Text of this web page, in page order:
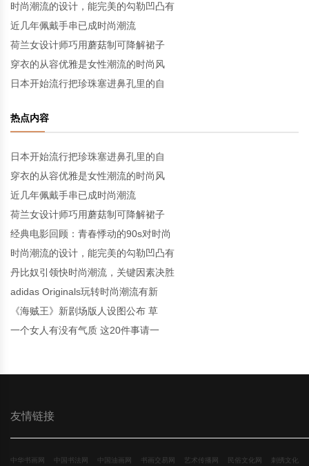
时尚潮流的设计，能完美的勾勒凹凸有
近几年佩戴手串已成时尚潮流
荷兰女设计师巧用蘑菇制可降解裙子
穿衣的从容优雅是女性潮流的时尚风
日本开始流行把珍珠塞进鼻孔里的自
热点内容
日本开始流行把珍珠塞进鼻孔里的自
穿衣的从容优雅是女性潮流的时尚风
近几年佩戴手串已成时尚潮流
荷兰女设计师巧用蘑菇制可降解裙子
经典电影回顾：青春悸动的90s对时尚
时尚潮流的设计，能完美的勾勒凹凸有
丹比奴引领快时尚潮流，关键因素决胜
adidas Originals玩转时尚潮流有新
《海贼王》新剧场版人设图公布 草
一个女人有没有气质 这20件事请一
友情链接
中华书画网 中国书法网 中国油画网 书画交易网 艺术传播网 民俗文化网 刺绣文化